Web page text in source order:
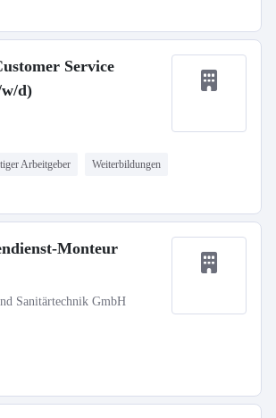
Service
d)
Arbeitgeber Weiterbildungen
Monteur
Sanitärtechnik GmbH